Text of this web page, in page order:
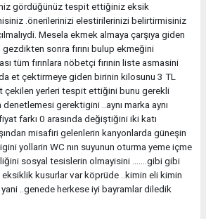
gördüğünüz tespit ettiğiniz eksik
.önerilerinizi elestirilerinizi belirtirmisiniz
Mesela ekmek almaya çarşıya giden
gezdikten sonra fırını bulup ekmeğini
tüm fırınlara nöbetçi fırınin liste asmasini
et çektirmeye giden birinin kilosunu 3 TL
çekilen yerleri tespit ettiğini bunu gerekli
gerektigini ..aynı marka aynı
farkı 0 arasında değiştiğini iki katı
misafiri gelenlerin kanyonlarda güneşin
yollarin WC nın suyunun oturma yeme içme
sosyal tesislerin olmayisini .......gibi gibi
kusurlar var köprüde ..kimin eli kimin
..genede herkese iyi bayramlar diledik